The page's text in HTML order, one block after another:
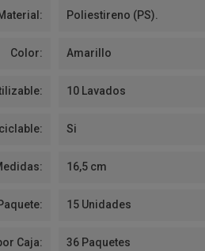
Poliestireno (PS).
Color: Amarillo
10 Lavados
Si
16,5 cm
15 Unidades
Caja: 36 Paquetes